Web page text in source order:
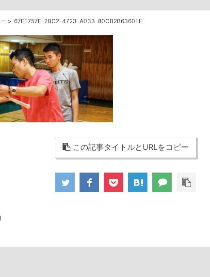
> 67FE757F-2BC2-4723-A033-80CB2B6360EF
この記事タイトルとURLをコピー